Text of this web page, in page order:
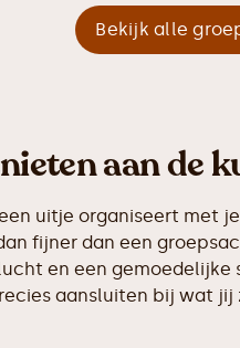
Bekijk alle
aan de
uitje organiseert met
fijner dan een
en een
aansluiten bij wat jij